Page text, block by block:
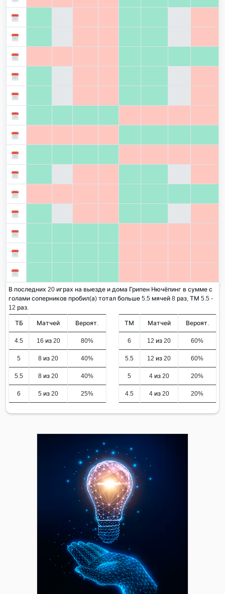
В последних 20 играх на выезде и дома Грипен Нючёпинг в сумме с
голами соперников пробил(а) тотал больше 5.5 мячей 8 раз, ТМ 5.5 -
12 раз.
ТБ Матчей Вероят.
4.5 16 из 20 80%
5 8 из 20 40%
5.5 8 из 20 40%
6 5 из 20 25%
ТМ Матчей Вероят.
6 12 из 20 60%
5.5 12 из 20 60%
5 4 из 20 20%
4.5 4 из 20 20%